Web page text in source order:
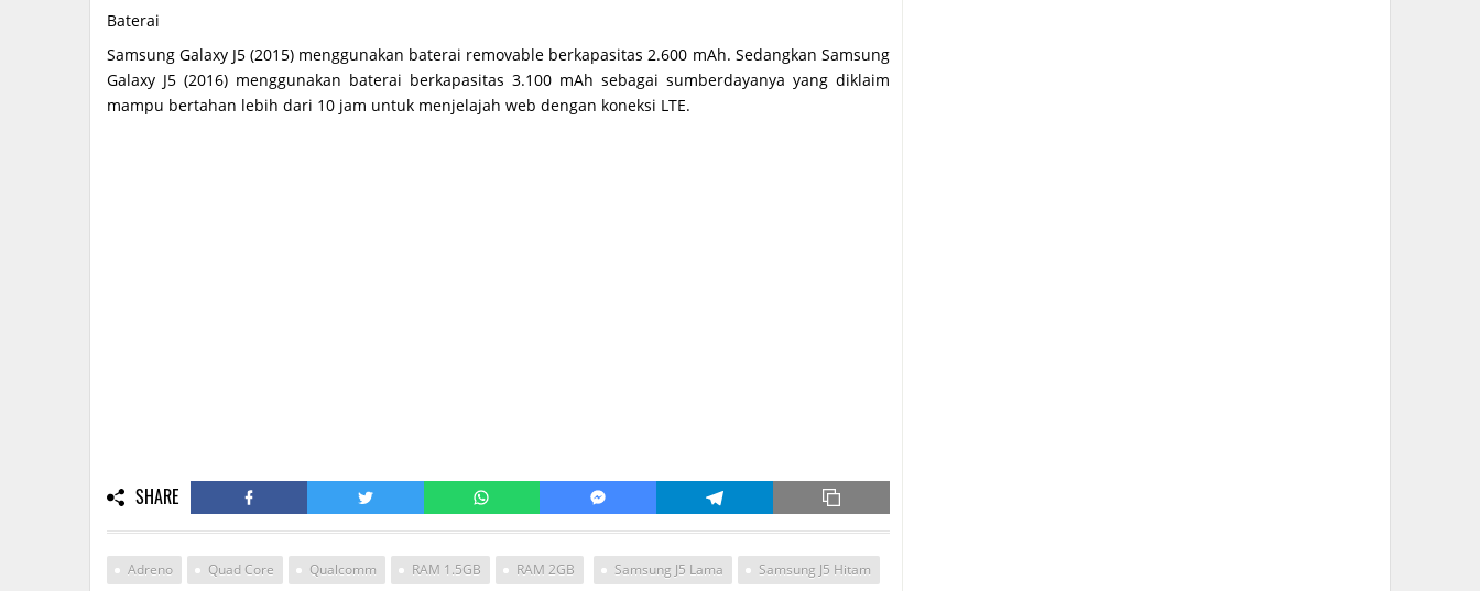
Baterai
Samsung Galaxy J5 (2015) menggunakan baterai removable berkapasitas 2.600 mAh. Sedangkan Samsung
Galaxy J5 (2016) menggunakan baterai berkapasitas 3.100 mAh sebagai sumberdayanya yang diklaim
mampu bertahan lebih dari 10 jam untuk menjelajah web dengan koneksi LTE.
SHARE
Adreno Quad Core Qualcomm RAM 1.5GB RAM 2GB Samsung J5 Lama Samsung J5 Hitam